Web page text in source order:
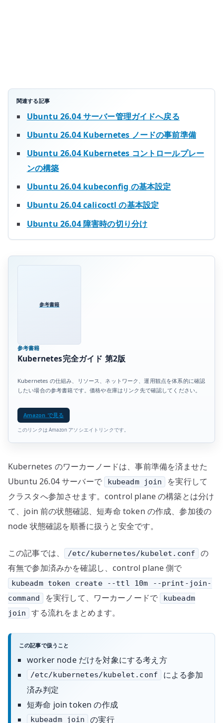
タ
関連する記事
Ubuntu 26.04 サーバー管理ガイドへ戻る
Ubuntu 26.04 Kubernetes ノードの事前準備
Ubuntu 26.04 Kubernetes コントロールプレー
ンの構築
Ubuntu 26.04 kubeconfig の基本設定
Ubuntu 26.04 calicoctl の基本設定
Ubuntu 26.04 障害時の切り分け
参考書籍
参考書籍
Kubernetes完全ガイド 第2版
Kubernetes の仕組み、リソース、ネットワーク、運用観点を体系的に確認
したい場合の参考書籍です。価格や在庫はリンク先で確認してください。
Amazon で見る
このリンクは Amazon アソシエイトリンクです。
Kubernetes のワーカーノードは、事前準備を済ませた
Ubuntu 26.04 サーバーで
kubeadm join
を実行して
クラスタへ参加させます。control plane の構築とは分け
て、join 前の状態確認、短寿命 token の作成、参加後の
node 状態確認を順番に扱うと安全です。
この記事では、 /etc/kubernetes/kubelet.conf
の
有無で参加済みかを確認し、control plane 側で
kubeadm token create --ttl 10m --print-join-
command
を実行して、ワーカーノードで
kubeadm
join
する流れをまとめます。
この記事で扱うこと
worker node だけを対象にする考え方
/etc/kubernetes/kubelet.conf
による参加
済み判定
短寿命 join token の作成
kubeadm join の実行